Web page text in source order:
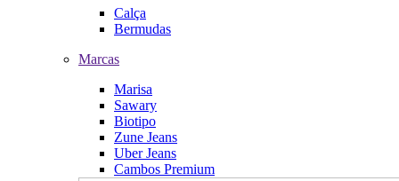
Calça
Bermudas
Marcas
Marisa
Sawary
Biotipo
Zune Jeans
Uber Jeans
Cambos Premium